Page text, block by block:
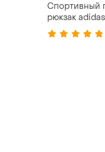
Спортивный
рюкзак
рюкзак /
для